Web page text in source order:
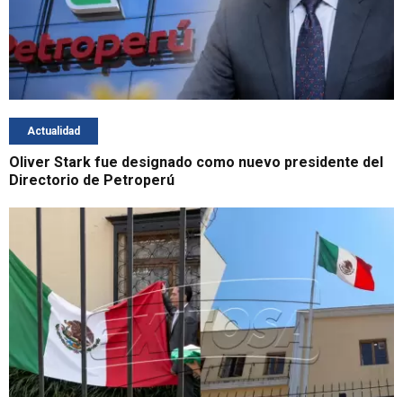
Actualidad
Oliver Stark fue designado como nuevo presidente del
Directorio de Petroperú